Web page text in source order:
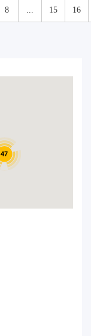
47
8 ... 15 16